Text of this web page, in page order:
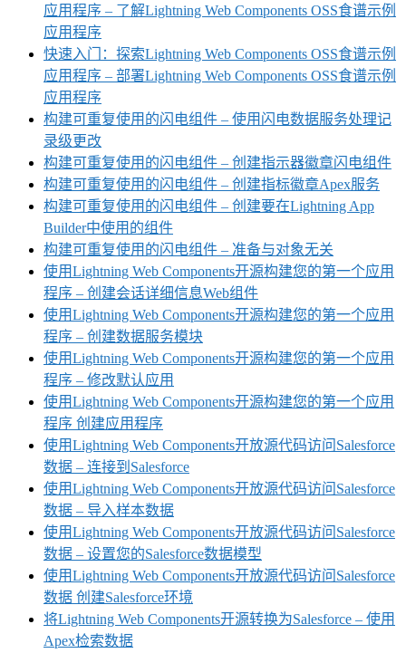
应用程序 – 了解Lightning Web Components OSS食谱示例
应用程序
快速入门：探索Lightning Web Components OSS食谱示例
应用程序 – 部署Lightning Web Components OSS食谱示例
应用程序
构建可重复使用的闪电组件 – 使用闪电数据服务处理记
录级更改
构建可重复使用的闪电组件 – 创建指示器徽章闪电组件
构建可重复使用的闪电组件 – 创建指标徽章Apex服务
构建可重复使用的闪电组件 – 创建要在Lightning App
Builder中使用的组件
构建可重复使用的闪电组件 – 准备与对象无关
使用Lightning Web Components开源构建您的第一个应用
程序 – 创建会话详细信息Web组件
使用Lightning Web Components开源构建您的第一个应用
程序 – 创建数据服务模块
使用Lightning Web Components开源构建您的第一个应用
程序 – 修改默认应用
使用Lightning Web Components开源构建您的第一个应用
程序 创建应用程序
使用Lightning Web Components开放源代码访问Salesforce
数据 – 连接到Salesforce
使用Lightning Web Components开放源代码访问Salesforce
数据 – 导入样本数据
使用Lightning Web Components开放源代码访问Salesforce
数据 – 设置您的Salesforce数据模型
使用Lightning Web Components开放源代码访问Salesforce
数据 创建Salesforce环境
将Lightning Web Components开源转换为Salesforce – 使用
Apex检索数据